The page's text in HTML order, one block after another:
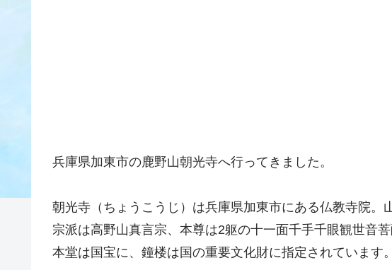
兵庫県加東市の鹿野山朝光寺へ行ってきました。
朝光寺（ちょうこうじ）は兵庫県加東市にある仏教寺院。
宗派は高野山真言宗、本尊は2躯の十一面千手千眼観世音菩
本堂は国宝に、鐘楼は国の重要文化財に指定されています。